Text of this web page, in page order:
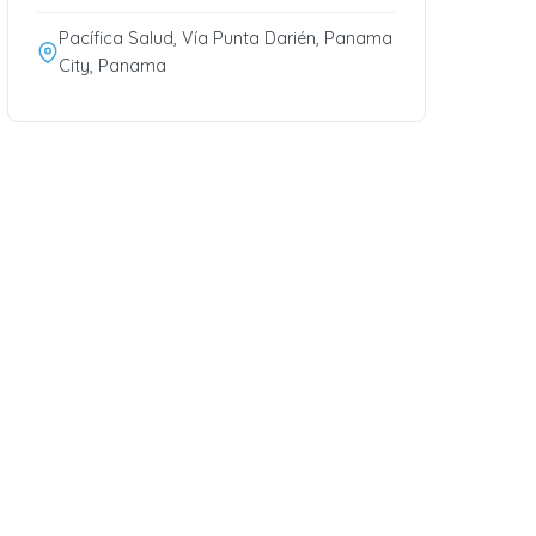
Pacífica Salud, Vía Punta Darién, Panama
City, Panama